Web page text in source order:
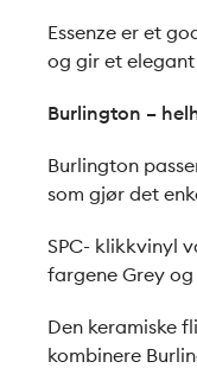
Essenze er et
og gir et
Burlington –
Burlington
som gjør det
SPC- klikkvinyl
fargene Grey
Den keramiske
kombinere